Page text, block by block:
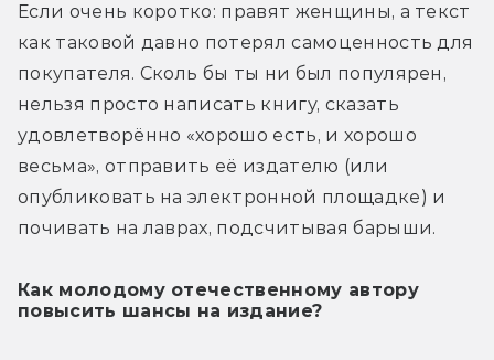
Если очень коротко: правят женщины, а текст
как таковой давно потерял самоценность для
покупателя. Сколь бы ты ни был популярен,
нельзя просто написать книгу, сказать
удовлетворённо «хорошо есть, и хорошо
весьма», отправить её издателю (или
опубликовать на электронной площадке) и
почивать на лаврах, подсчитывая барыши.
Как молодому отечественному автору
повысить шансы на издание?